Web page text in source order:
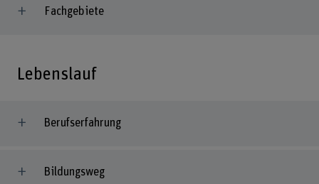
Fachgebiete
Lebenslauf
Berufserfahrung
Bildungsweg